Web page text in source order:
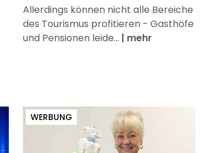
Allerdings können nicht alle Bereiche
des Tourismus profitieren - Gasthöfe
und Pensionen leide... | mehr
WERBUNG